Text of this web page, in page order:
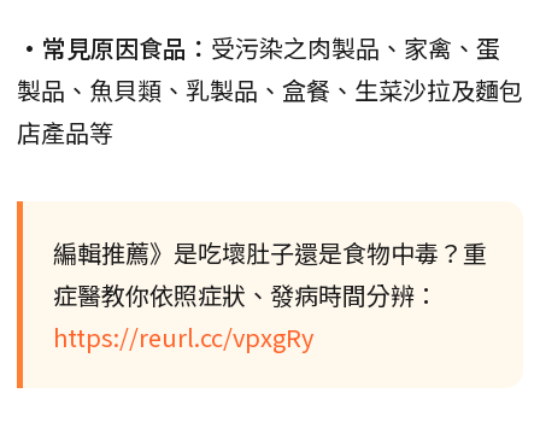
•常見原因食品： 受污染之肉製品、家禽、蛋
製品、魚貝類、乳製品、盒餐、生菜沙拉及麵包
店產品等
編輯推薦》是吃壞肚子還是食物中毒？重
症醫教你依照症狀、發病時間分辨：
https://reurl.cc/vpxgRy